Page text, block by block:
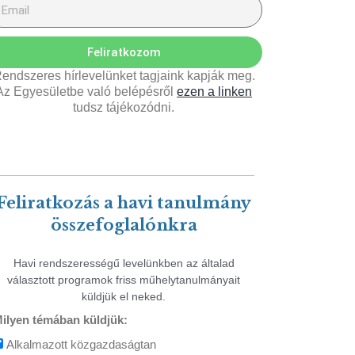
Feliratkozom
hírlevelünket tagjaink kapják meg.
Egyesületbe való belépésről ezen a linken
tudsz tájékozódni.
a havi tanulmány
összefoglalónkra
Havi rendszerességű levelünkben az általad
választott programok friss műhelytanulmányait
küldjük el neked.
témában küldjük:
Alkalmazott közgazdaságtan